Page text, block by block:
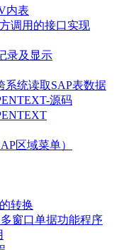
内表
调用的接口实现
录及显示
系统读取SAP表数据
源码
区域菜单）
转换
窗口单据功能程序